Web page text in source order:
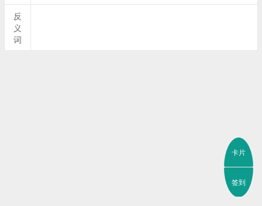
反
义
词
卡片
签到